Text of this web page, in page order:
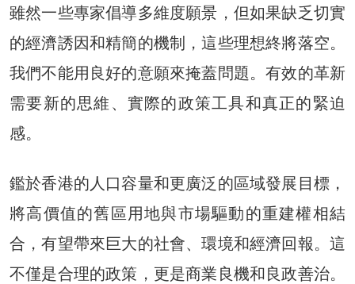
雖然一些專家倡導多維度願景，但如果缺乏切實
的經濟誘因和精簡的機制，這些理想終將落空。
我們不能用良好的意願來掩蓋問題。有效的革新
需要新的思維、實際的政策工具和真正的緊迫
感。
鑑於香港的人口容量和更廣泛的區域發展目標，
將高價值的舊區用地與市場驅動的重建權相結
合，有望帶來巨大的社會、環境和經濟回報。這
不僅是合理的政策，更是商業良機和良政善治。